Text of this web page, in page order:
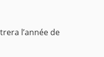
l’année de